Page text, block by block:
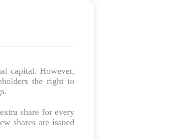
capital. However,
the right to
share for every
shares are issued